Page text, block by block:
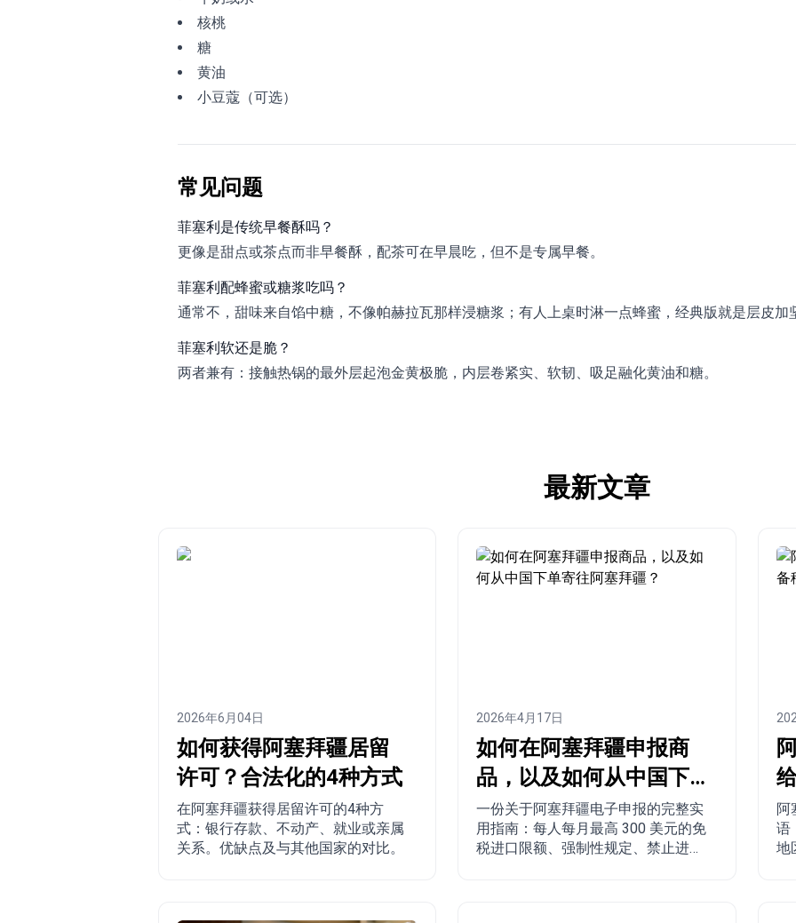
核桃
糖
黄油
小豆蔻（可选）
常见问题
菲塞利是传统早餐酥吗？
更像是甜点或茶点而非早餐酥，配茶可在早晨吃，但不是专属早餐。
菲塞利配蜂蜜或糖浆吃吗？
通常不，甜味来自馅中糖，不像帕赫拉瓦那样浸糖浆；有人上桌时淋一点蜂蜜，经典版就是层皮加
菲塞利软还是脆？
两者兼有：接触热锅的最外层起泡金黄极脆，内层卷紧实、软韧、吸足融化黄油和糖。
最新文章
2026年6月04日
如何获得阿塞拜疆居留
许可？合法化的4种方式
在阿塞拜疆获得居留许可的4种方
式：银行存款、不动产、就业或亲属
关系。优缺点及与其他国家的对比。
2026年4月17日
如何在阿塞拜疆申报商
品，以及如何从中国下
单寄往阿塞拜疆？
一份关于阿塞拜疆电子申报的完整实
用指南：每人每月最高 300 美元的免
税进口限额、强制性规定、禁止进口
阿
语
地